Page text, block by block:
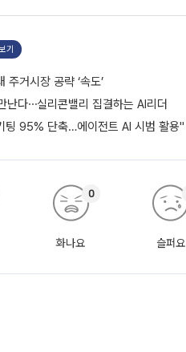
기
거시장 공략 ‘속도’
난다⋯실리콘밸리 집결하는 AI리더
팅 95% 단축…에이전트 AI 시범 활용"
화나요
0
슬퍼요